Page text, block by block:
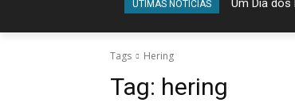
ÚTIMAS NOTÍCIAS Um Dia
Tags Hering
Tag: hering